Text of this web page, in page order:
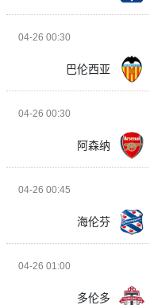
04-26 00:30
巴伦西亚
04-26 00:30
阿森纳
04-26 00:45
海伦芬
04-26 01:00
多伦多